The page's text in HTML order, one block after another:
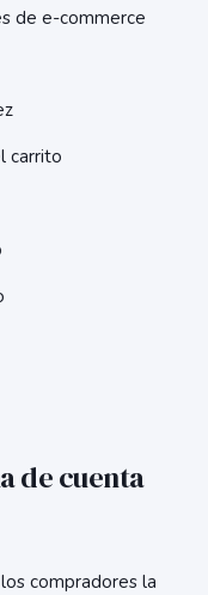
de e-commerce
carrito
de cuenta
compradores la